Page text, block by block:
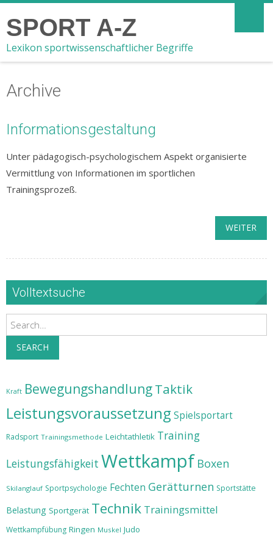
SPORT A-Z
Lexikon sportwissenschaftlicher Begriffe
Archive
Informationsgestaltung
Unter pädagogisch-psychologischem Aspekt organisierte
Vermittlung von Informationen im sportlichen
Trainingsprozeß.
WEITER
Volltextsuche
Search
SEARCH
Kraft BewegungshandlungTaktik
Leistungsvoraussetzung Spielsportart
Radsport Trainingsmethode Leichtathletik Training
Leistungsfähigkeit Wettkampf Boxen
Skilanglauf Sportpsychologie Fechten Gerätturnen Sportstätte
Belastung Sportgerät Technik Trainingsmittel
Wettkampfübung Ringen Muskel Judo